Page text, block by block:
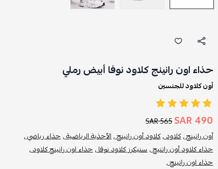
حذاء اون رانينج كلاود نوفا أبيض رملي
أون كلاود للجنسين
490 SAR
565 SAR
أون رانينج ,كلاود ,كلاود أون رانينج ,الأحذية الرياضية ,حذاء رياضي ,
حذاء كلاود أون راننيج ,سنيكرز كلاود نوفا ,حذاء اون رانينج كلاود ,
حذاء اون رانينج ,